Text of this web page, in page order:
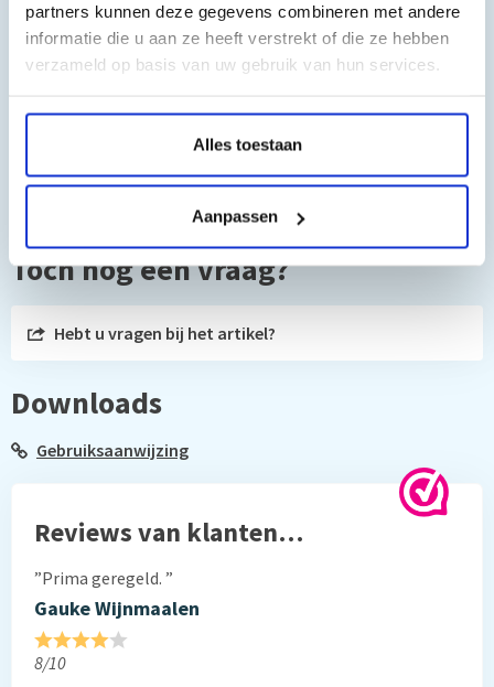
partners kunnen deze gegevens combineren met andere
informatie die u aan ze heeft verstrekt of die ze hebben
verzameld op basis van uw gebruik van hun services.
Alles toestaan
Aanpassen
Afbeeldingen kunnen afwijken van uw situatie!
Toch nog een vraag?
Hebt u vragen bij het artikel?
Downloads
Gebruiksaanwijzing
Reviews van klanten…
”Prima geregeld. ”
Gauke Wijnmaalen
8/10